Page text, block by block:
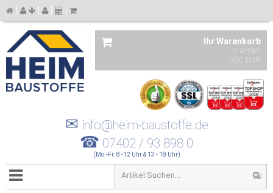
Ihr Warenkorb
0 Artikel
0,00 EUR
✉ info@heim-baustoffe.de
☎ 07402 / 93 898 0
(Mo.-Fr. 8 -12 Uhr & 13 - 18 Uhr)